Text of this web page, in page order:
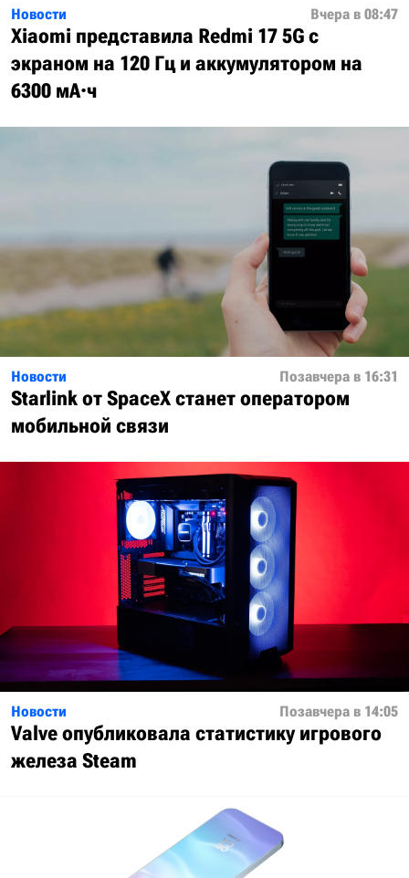
Новости Вчера в 08:47
Xiaomi представила Redmi 17 5G с
экраном на 120 Гц и аккумулятором на
6300 мА·ч
Новости Позавчера в 16:31
Starlink от SpaceX станет оператором
мобильной связи
Новости Позавчера в 14:05
Valve опубликовала статистику игрового
железа Steam